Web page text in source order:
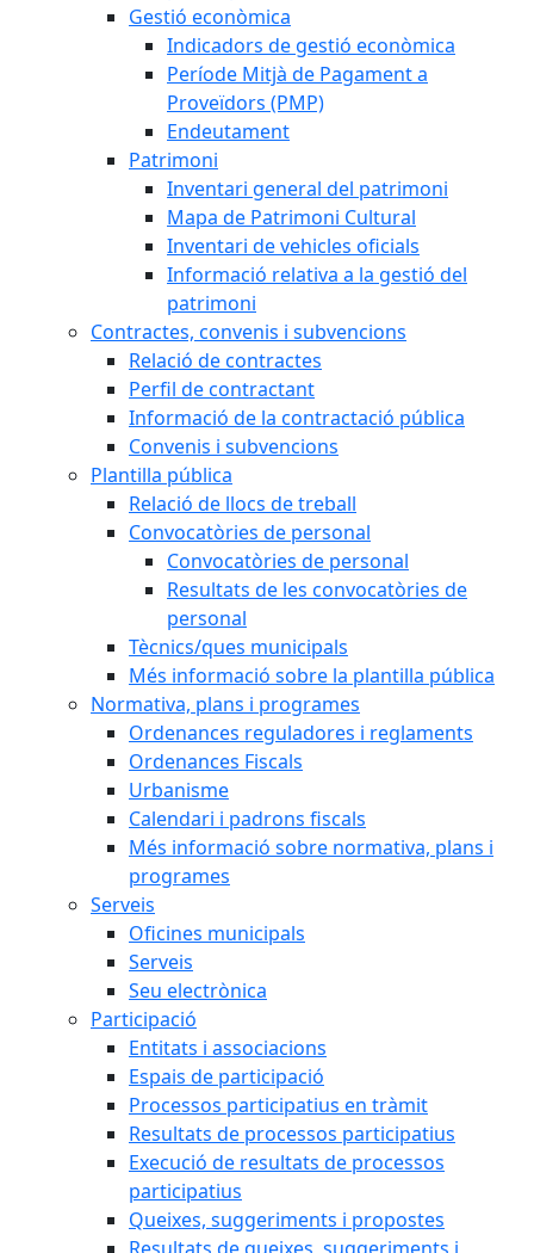
Gestió econòmica
Indicadors de gestió econòmica
Període Mitjà de Pagament a
Proveïdors (PMP)
Endeutament
Patrimoni
Inventari general del patrimoni
Mapa de Patrimoni Cultural
Inventari de vehicles oficials
Informació relativa a la gestió del
patrimoni
Contractes, convenis i subvencions
Relació de contractes
Perfil de contractant
Informació de la contractació pública
Convenis i subvencions
Plantilla pública
Relació de llocs de treball
Convocatòries de personal
Convocatòries de personal
Resultats de les convocatòries de
personal
Tècnics/ques municipals
Més informació sobre la plantilla pública
Normativa, plans i programes
Ordenances reguladores i reglaments
Ordenances Fiscals
Urbanisme
Calendari i padrons fiscals
Més informació sobre normativa, plans i
programes
Serveis
Oficines municipals
Serveis
Seu electrònica
Participació
Entitats i associacions
Espais de participació
Processos participatius en tràmit
Resultats de processos participatius
Execució de resultats de processos
participatius
Queixes, suggeriments i propostes